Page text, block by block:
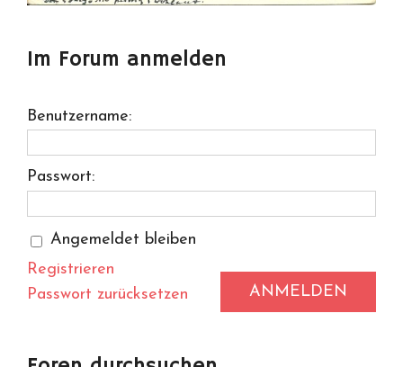
Im Forum anmelden
Benutzername:
Passwort:
Angemeldet bleiben
ANMELDEN
Registrieren
Passwort zurücksetzen